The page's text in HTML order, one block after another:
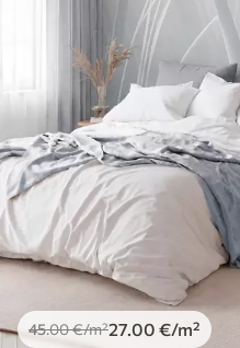
45.00€/m²27 .00 €/m²